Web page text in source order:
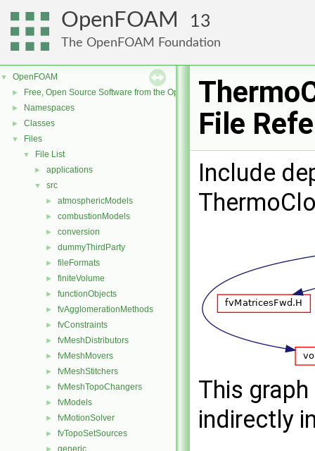
OpenFOAM 13
The OpenFOAM Foundation
▼ OpenFOAM
► Free, Open Source Software from the OpenFOAM Foundation
► Namespaces
► Classes
▼ Files
▼ File List
► applications
▼ src
► atmosphericModels
► combustionModels
► conversion
► dummyThirdParty
► fileFormats
► finiteVolume
► functionObjects
► fvAgglomerationMethods
► fvConstraints
► fvMeshDistributors
► fvMeshMovers
► fvMeshStitchers
► fvMeshTopoChangers
► fvModels
► fvMotionSolver
► fvTopoSetSources
generic
File
Include
This
indirectly